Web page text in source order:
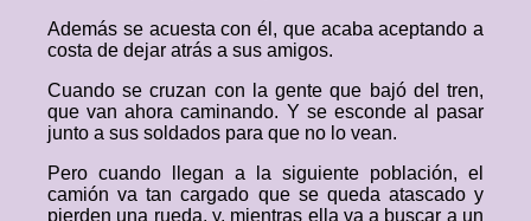
Además se acuesta con él, que acaba aceptando a
costa de dejar atrás a sus amigos.
Cuando se cruzan con la gente que bajó del tren,
que van ahora caminando. Y se esconde al pasar
junto a sus soldados para que no lo vean.
Pero cuando llegan a la siguiente población, el
camión va tan cargado que se queda atascado y
pierden una rueda, y, mientras ella va a buscar a un